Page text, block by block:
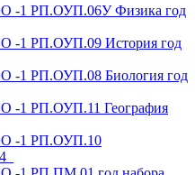
-1 РП.ОУП.06У Физика год
-1 РП.ОУП.09 История год
-1 РП.ОУП.08 Биология год
-1 РП.ОУП.11 География
-1 РП.ОУП.10